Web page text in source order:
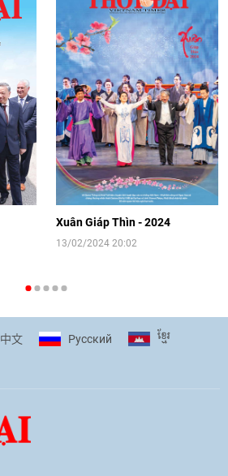
Video: Cơ hội giao lưu quốc tế cho học
sinh Việt Nam tại trại hè Artek
[Video] Đối ngoại nhân dân Thủ đô
hướng tới kết nối hiệu quả nguồn lực
người Việt Nam ở nước ngoài
cùng thanh thiếu nhi tiên phong ứng
phó với biến đổi khí hậu
[Video] Lào dành ưu tiên hàng đầu cho
quan hệ với Việt Nam
Xuân Giáp Thìn - 2024
13/02/2024 20:02
中文 Pусский ខ្មែរ